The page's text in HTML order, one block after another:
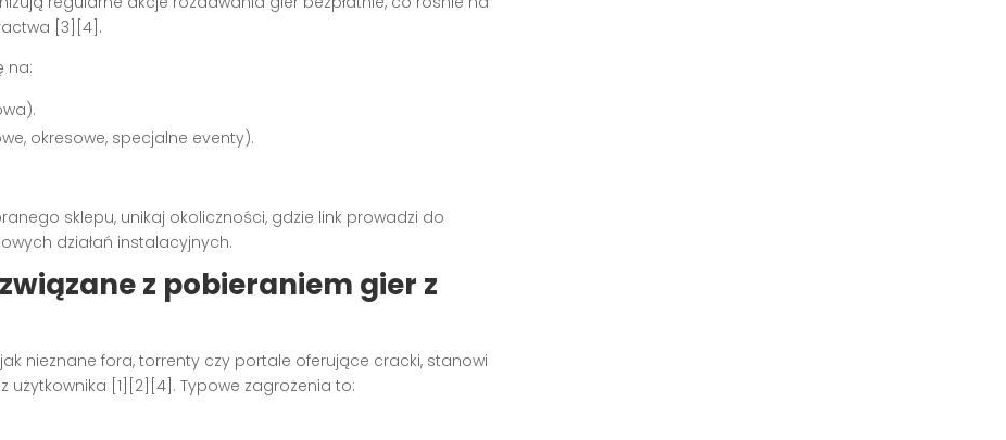
[3][4] .
na:
okresowe, specjalne eventy).
sklepu, unikaj okoliczności, gdzie link prowadzi do
działań instalacyjnych.
z pobieraniem gier z
nieznane fora, torrenty czy portale oferujące cracki, stanowi
użytkownika [1][2][4] . Typowe zagrożenia to: